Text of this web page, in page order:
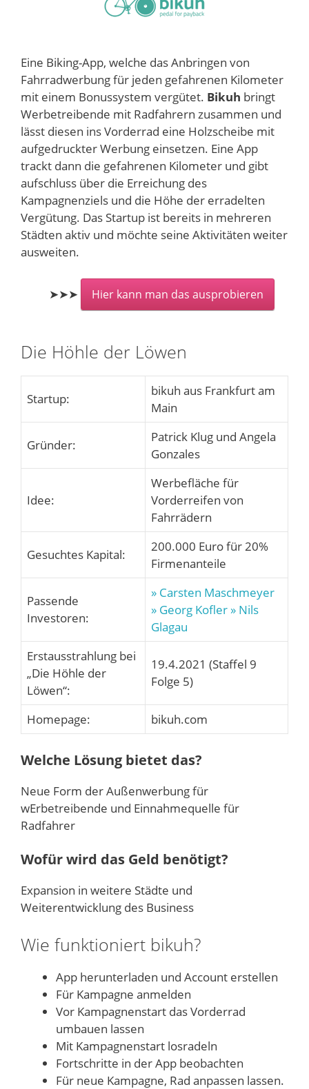
Eine Biking-App, welche das Anbringen von
Fahrradwerbung für jeden gefahrenen Kilometer
mit einem Bonussystem vergütet. Bikuh bringt
Werbetreibende mit Radfahrern zusammen und
lässt diesen ins Vorderrad eine Holzscheibe mit
aufgedruckter Werbung einsetzen. Eine App
trackt dann die gefahrenen Kilometer und gibt
aufschluss über die Erreichung des
Kampagnenziels und die Höhe der erradelten
Vergütung. Das Startup ist bereits in mehreren
Städten aktiv und möchte seine Aktivitäten weiter
ausweiten.
➤➤➤ Hier kann man das ausprobieren
Die Höhle der Löwen
Startup:
bikuh aus Frankfurt am
Main
Gründer:
Patrick Klug und Angela
Gonzales
Idee:
Werbefläche für
Vorderreifen von
Fahrrädern
Gesuchtes Kapital:
200.000 Euro für 20%
Firmenanteile
Passende
Investoren:
» Carsten Maschmeyer
» Georg Kofler » Nils
Glagau
Erstausstrahlung bei
„Die Höhle der
Löwen“:
19.4.2021 (Staffel 9
Folge 5)
Homepage: bikuh.com
Welche Lösung bietet das?
Neue Form der Außenwerbung für
wErbetreibende und Einnahmequelle für
Radfahrer
Wofür wird das Geld benötigt?
Expansion in weitere Städte und
Weiterentwicklung des Business
Wie funktioniert bikuh?
App herunterladen und Account erstellen
Für Kampagne anmelden
Vor Kampagnenstart das Vorderrad
umbauen lassen
Mit Kampagnenstart losradeln
Fortschritte in der App beobachten
Für neue Kampagne, Rad anpassen lassen.